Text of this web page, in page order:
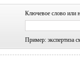
Ключевое слово или
Пример: экспертиза